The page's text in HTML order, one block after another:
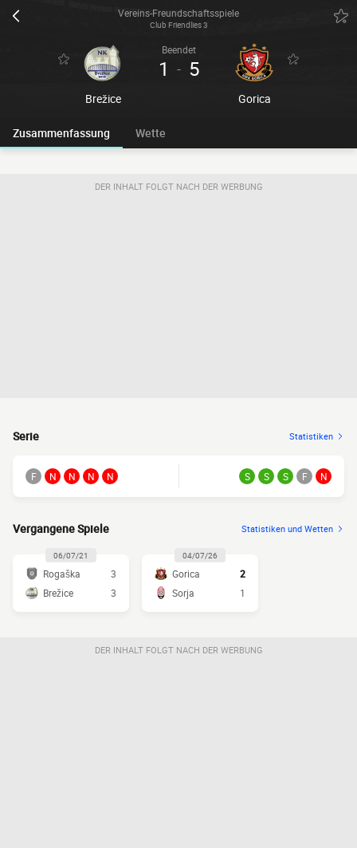
Vereins-Freundschaftsspiele
Club Friendlies 3
Brežice
Beendet
1 - 5
Gorica
Zusammenfassung Wette
DER INHALT FOLGT NACH DER WERBUNG
Serie Statistiken
F N N N N S S S F N
Vergangene Spiele Statistiken und Wetten
06/07/21
Rogaška
3
Brežice
3
04/07/26
Gorica
2
Sorja
1
DER INHALT FOLGT NACH DER WERBUNG